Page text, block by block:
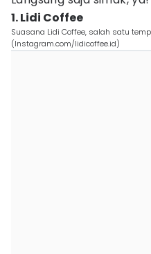
1. Lidi Coffee
Suasana Lidi Coffee, salah satu
(Instagram.com/lidicoffee.id)